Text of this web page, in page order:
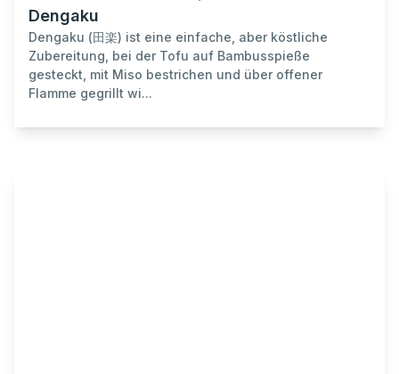
Dengaku
Dengaku (田楽) ist eine einfache, aber köstliche
Zubereitung, bei der Tofu auf Bambusspieße
gesteckt, mit Miso bestrichen und über offener
Flamme gegrillt wi...